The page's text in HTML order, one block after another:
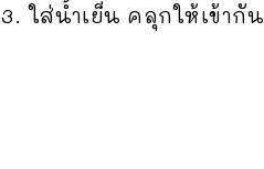
3. ใส่น้ำเย็น คลุกให้เข้ากัน